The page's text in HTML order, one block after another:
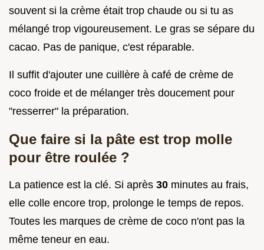
souvent si la crème était trop chaude ou si tu as
mélangé trop vigoureusement. Le gras se sépare du
cacao. Pas de panique, c'est réparable.
Il suffit d'ajouter une cuillère à café de crème de
coco froide et de mélanger très doucement pour
"resserrer" la préparation.
Que faire si la pâte est trop molle
pour être roulée ?
La patience est la clé. Si après 30 minutes au frais,
elle colle encore trop, prolonge le temps de repos.
Toutes les marques de crème de coco n'ont pas la
même teneur en eau.